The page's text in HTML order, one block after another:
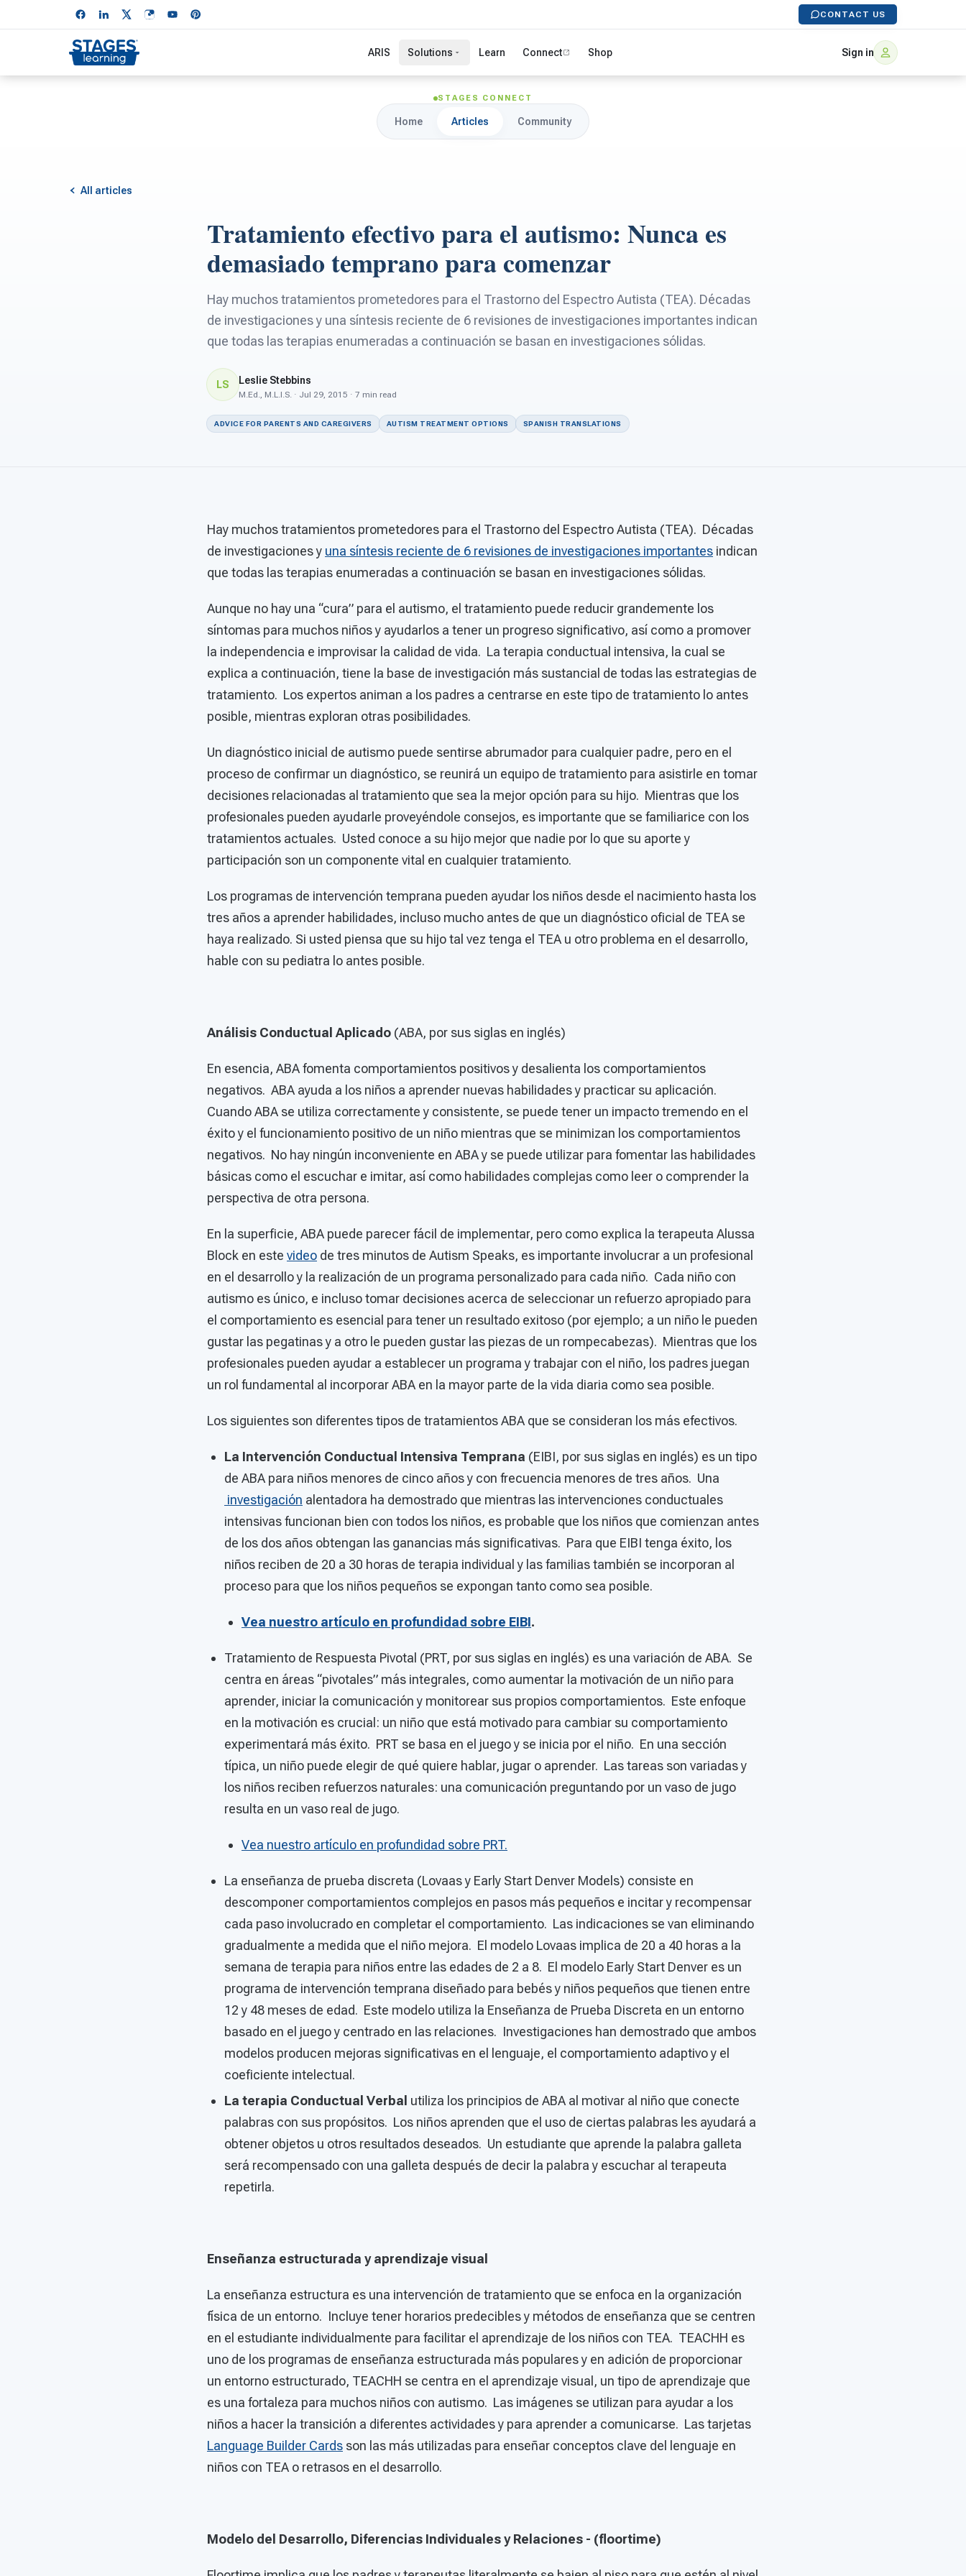
CONTACT US
ARIS Solutions Learn Connect Shop Sign in
STAGES CONNECT
Home Articles Community
All articles
Tratamiento efectivo para el autismo: Nunca es
demasiado temprano para comenzar
Hay muchos tratamientos prometedores para el Trastorno del Espectro Autista (TEA). Décadas
de investigaciones y una síntesis reciente de 6 revisiones de investigaciones importantes indican
que todas las terapias enumeradas a continuación se basan en investigaciones sólidas.
LS Leslie Stebbins
M.Ed., M.L.I.S. · Jul 29, 2015 · 7 min read
ADVICE FOR PARENTS AND CAREGIVERS AUTISM TREATMENT OPTIONS SPANISH TRANSLATIONS
Hay muchos tratamientos prometedores para el Trastorno del Espectro Autista (TEA). Décadas
de investigaciones y una síntesis reciente de 6 revisiones de investigaciones importantes indican
que todas las terapias enumeradas a continuación se basan en investigaciones sólidas.
Aunque no hay una “cura” para el autismo, el tratamiento puede reducir grandemente los
síntomas para muchos niños y ayudarlos a tener un progreso significativo, así como a promover
la independencia e improvisar la calidad de vida. La terapia conductual intensiva, la cual se
explica a continuación, tiene la base de investigación más sustancial de todas las estrategias de
tratamiento. Los expertos animan a los padres a centrarse en este tipo de tratamiento lo antes
posible, mientras exploran otras posibilidades.
Un diagnóstico inicial de autismo puede sentirse abrumador para cualquier padre, pero en el
proceso de confirmar un diagnóstico, se reunirá un equipo de tratamiento para asistirle en tomar
decisiones relacionadas al tratamiento que sea la mejor opción para su hijo. Mientras que los
profesionales pueden ayudarle proveyéndole consejos, es importante que se familiarice con los
tratamientos actuales. Usted conoce a su hijo mejor que nadie por lo que su aporte y
participación son un componente vital en cualquier tratamiento.
Los programas de intervención temprana pueden ayudar los niños desde el nacimiento hasta los
tres años a aprender habilidades, incluso mucho antes de que un diagnóstico oficial de TEA se
haya realizado. Si usted piensa que su hijo tal vez tenga el TEA u otro problema en el desarrollo,
hable con su pediatra lo antes posible.
Análisis Conductual Aplicado (ABA, por sus siglas en inglés)
En esencia, ABA fomenta comportamientos positivos y desalienta los comportamientos
negativos. ABA ayuda a los niños a aprender nuevas habilidades y practicar su aplicación.
Cuando ABA se utiliza correctamente y consistente, se puede tener un impacto tremendo en el
éxito y el funcionamiento positivo de un niño mientras que se minimizan los comportamientos
negativos. No hay ningún inconveniente en ABA y se puede utilizar para fomentar las habilidades
básicas como el escuchar e imitar, así como habilidades complejas como leer o comprender la
perspectiva de otra persona.
En la superficie, ABA puede parecer fácil de implementar, pero como explica la terapeuta Alussa
Block en este video de tres minutos de Autism Speaks, es importante involucrar a un profesional
en el desarrollo y la realización de un programa personalizado para cada niño. Cada niño con
autismo es único, e incluso tomar decisiones acerca de seleccionar un refuerzo apropiado para
el comportamiento es esencial para tener un resultado exitoso (por ejemplo; a un niño le pueden
gustar las pegatinas y a otro le pueden gustar las piezas de un rompecabezas). Mientras que los
profesionales pueden ayudar a establecer un programa y trabajar con el niño, los padres juegan
un rol fundamental al incorporar ABA en la mayor parte de la vida diaria como sea posible.
Los siguientes son diferentes tipos de tratamientos ABA que se consideran los más efectivos.
La Intervención Conductual Intensiva Temprana (EIBI, por sus siglas en inglés) es un tipo
de ABA para niños menores de cinco años y con frecuencia menores de tres años. Una
investigación alentadora ha demostrado que mientras las intervenciones conductuales
intensivas funcionan bien con todos los niños, es probable que los niños que comienzan antes
de los dos años obtengan las ganancias más significativas. Para que EIBI tenga éxito, los
niños reciben de 20 a 30 horas de terapia individual y las familias también se incorporan al
proceso para que los niños pequeños se expongan tanto como sea posible.
Vea nuestro artículo en profundidad sobre EIBI.
Tratamiento de Respuesta Pivotal (PRT, por sus siglas en inglés) es una variación de ABA. Se
centra en áreas “pivotales” más integrales, como aumentar la motivación de un niño para
aprender, iniciar la comunicación y monitorear sus propios comportamientos. Este enfoque
en la motivación es crucial: un niño que está motivado para cambiar su comportamiento
experimentará más éxito. PRT se basa en el juego y se inicia por el niño. En una sección
típica, un niño puede elegir de qué quiere hablar, jugar o aprender. Las tareas son variadas y
los niños reciben refuerzos naturales: una comunicación preguntando por un vaso de jugo
resulta en un vaso real de jugo.
Vea nuestro artículo en profundidad sobre PRT.
La enseñanza de prueba discreta (Lovaas y Early Start Denver Models) consiste en
descomponer comportamientos complejos en pasos más pequeños e incitar y recompensar
cada paso involucrado en completar el comportamiento. Las indicaciones se van eliminando
gradualmente a medida que el niño mejora. El modelo Lovaas implica de 20 a 40 horas a la
semana de terapia para niños entre las edades de 2 a 8. El modelo Early Start Denver es un
programa de intervención temprana diseñado para bebés y niños pequeños que tienen entre
12 y 48 meses de edad. Este modelo utiliza la Enseñanza de Prueba Discreta en un entorno
basado en el juego y centrado en las relaciones. Investigaciones han demostrado que ambos
modelos producen mejoras significativas en el lenguaje, el comportamiento adaptivo y el
coeficiente intelectual.
La terapia Conductual Verbal utiliza los principios de ABA al motivar al niño que conecte
palabras con sus propósitos. Los niños aprenden que el uso de ciertas palabras les ayudará a
obtener objetos u otros resultados deseados. Un estudiante que aprende la palabra galleta
será recompensado con una galleta después de decir la palabra y escuchar al terapeuta
repetirla.
Enseñanza estructurada y aprendizaje visual
La enseñanza estructura es una intervención de tratamiento que se enfoca en la organización
física de un entorno. Incluye tener horarios predecibles y métodos de enseñanza que se centren
en el estudiante individualmente para facilitar el aprendizaje de los niños con TEA. TEACHH es
uno de los programas de enseñanza estructurada más populares y en adición de proporcionar
un entorno estructurado, TEACHH se centra en el aprendizaje visual, un tipo de aprendizaje que
es una fortaleza para muchos niños con autismo. Las imágenes se utilizan para ayudar a los
niños a hacer la transición a diferentes actividades y para aprender a comunicarse. Las tarjetas
Language Builder Cards son las más utilizadas para enseñar conceptos clave del lenguaje en
niños con TEA o retrasos en el desarrollo.
Modelo del Desarrollo, Diferencias Individuales y Relaciones - (floortime)